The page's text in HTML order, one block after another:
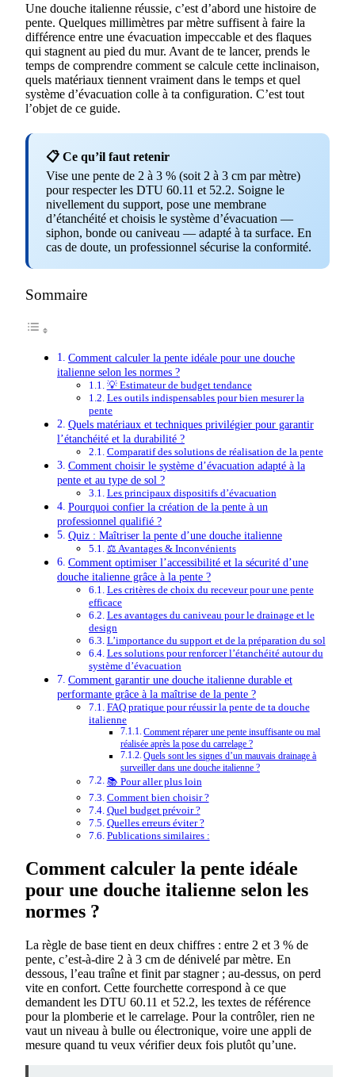
Une douche italienne réussie, c’est d’abord une histoire de
pente. Quelques millimètres par mètre suffisent à faire la
différence entre une évacuation impeccable et des flaques
qui stagnent au pied du mur. Avant de te lancer, prends le
temps de comprendre comment se calcule cette inclinaison,
quels matériaux tiennent vraiment dans le temps et quel
système d’évacuation colle à ta configuration. C’est tout
l’objet de ce guide.
📋 Ce qu’il faut retenir
Vise une pente de 2 à 3 % (soit 2 à 3 cm par mètre)
pour respecter les DTU 60.11 et 52.2. Soigne le
nivellement du support, pose une membrane
d’étanchéité et choisis le système d’évacuation —
siphon, bonde ou caniveau — adapté à ta surface. En
cas de doute, un professionnel sécurise la conformité.
Sommaire
Comment calculer la pente idéale pour une douche
italienne selon les normes ?
💡 Estimateur de budget tendance
Les outils indispensables pour bien mesurer la
pente
Quels matériaux et techniques privilégier pour garantir
l’étanchéité et la durabilité ?
Comparatif des solutions de réalisation de la pente
Comment choisir le système d’évacuation adapté à la
pente et au type de sol ?
Les principaux dispositifs d’évacuation
Pourquoi confier la création de la pente à un
professionnel qualifié ?
Quiz : Maîtriser la pente d’une douche italienne
⚖️ Avantages & Inconvénients
Comment optimiser l’accessibilité et la sécurité d’une
douche italienne grâce à la pente ?
Les critères de choix du receveur pour une pente
efficace
Les avantages du caniveau pour le drainage et le
design
L’importance du support et de la préparation du sol
Les solutions pour renforcer l’étanchéité autour du
système d’évacuation
Comment garantir une douche italienne durable et
performante grâce à la maîtrise de la pente ?
FAQ pratique pour réussir la pente de ta douche
italienne
Comment réparer une pente insuffisante ou mal
réalisée après la pose du carrelage ?
Quels sont les signes d’un mauvais drainage à
surveiller dans une douche italienne ?
📚 Pour aller plus loin
Comment bien choisir ?
Quel budget prévoir ?
Quelles erreurs éviter ?
Publications similaires :
Comment calculer la pente idéale
pour une douche italienne selon les
normes ?
La règle de base tient en deux chiffres : entre 2 et 3 % de
pente, c’est-à-dire 2 à 3 cm de dénivelé par mètre. En
dessous, l’eau traîne et finit par stagner ; au-dessus, on perd
vite en confort. Cette fourchette correspond à ce que
demandent les DTU 60.11 et 52.2, les textes de référence
pour la plomberie et le carrelage. Pour la contrôler, rien ne
vaut un niveau à bulle ou électronique, voire une appli de
mesure quand tu veux vérifier deux fois plutôt qu’une.